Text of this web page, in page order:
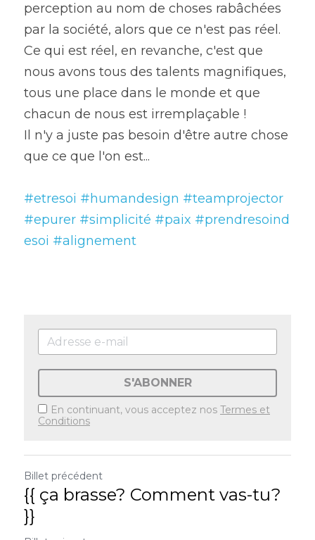
perception au nom de choses rabâchées
par la société, alors que ce n'est pas réel.
Ce qui est réel, en revanche, c'est que
nous avons tous des talents magnifiques,
tous une place dans le monde et que
chacun de nous est irremplaçable !
Il n'y a juste pas besoin d'être autre chose
que ce que l'on est...
#etresoi #humandesign #teamprojector
#epurer #simplicité #paix #prendresoind
esoi #alignement
S'ABONNER
En continuant, vous acceptez nos Termes et
Conditions
Billet précédent
{{ ça brasse? Comment vas-tu?
}}